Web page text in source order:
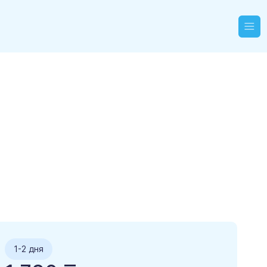
1-2 дня